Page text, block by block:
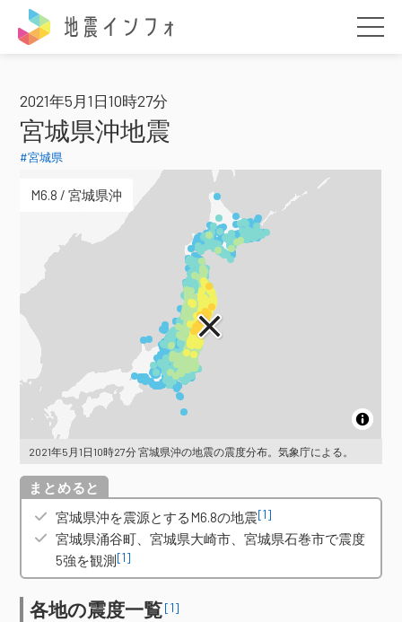
2021年5月1日10時27分
宮城県沖地震
#宮城県
M6.8 / 宮城県沖
2021年5月1日10時27分 宮城県沖の地震の震度分布。気象庁による。
概要
宮城県沖を震源とするM6.8の地震[1]
宮城県涌谷町、宮城県大崎市、宮城県石巻市で震度
5強を観測[1]
各地の震度一覧[1]